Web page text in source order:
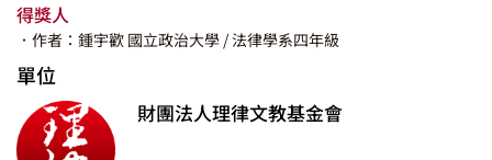
得獎人
．作者：鍾宇歡 國立政治大學 / 法律學系四年級
單位
財團法人理律文教基金會